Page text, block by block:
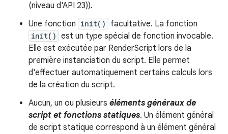
(niveau d'API 23)).
Une fonction init() facultative. La fonction
init() est un type spécial de fonction invocable.
Elle est exécutée par RenderScript lors de la
première instanciation du script. Elle permet
d'effectuer automatiquement certains calculs lors
de la création du script.
Aucun, un ou plusieurs éléments généraux de
script et fonctions statiques. Un élément général
de script statique correspond à un élément général